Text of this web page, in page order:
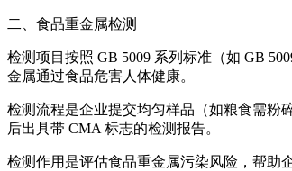
二、食品重金属检测
检测项目按照 GB 5009 系列标准（如 GB
金属通过食品危害人体健康。
检测流程是企业提交均匀样品（如粮食需粉
后出具带 CMA 标志的检测报告。
检测作用是评估食品重金属污染风险，帮助